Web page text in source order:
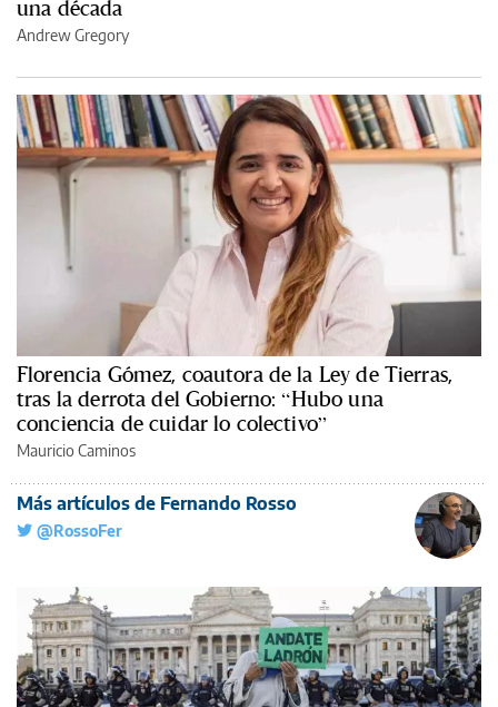
una década
Andrew Gregory
Florencia Gómez, coautora de la Ley de Tierras,
tras la derrota del Gobierno: “Hubo una
conciencia de cuidar lo colectivo”
Mauricio Caminos
Más artículos de Fernando Rosso
@RossoFer